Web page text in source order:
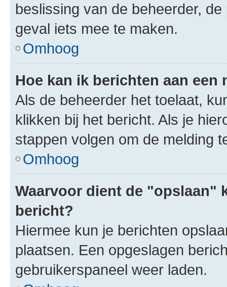
beslissing van de beheerder,
geval iets mee te maken.
Omhoog
Hoe kan ik berichten aan een
Als de beheerder het toelaat,
klikken bij het bericht. Als je
stappen volgen om de melding
Omhoog
Waarvoor dient de "opslaan"
bericht?
Hiermee kun je berichten
plaatsen. Een opgeslagen
gebruikerspaneel weer laden.